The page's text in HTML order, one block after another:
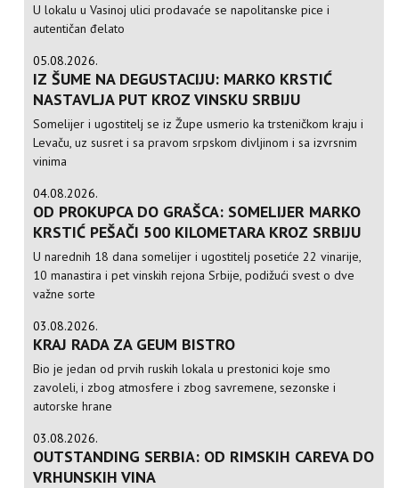
U lokalu u Vasinoj ulici prodavaće se napolitanske pice i
autentičan đelato
05.08.2026.
IZ ŠUME NA DEGUSTACIJU: MARKO KRSTIĆ
NASTAVLJA PUT KROZ VINSKU SRBIJU
Somelijer i ugostitelj se iz Župe usmerio ka trsteničkom kraju i
Levaču, uz susret i sa pravom srpskom divljinom i sa izvrsnim
vinima
04.08.2026.
OD PROKUPCA DO GRAŠCA: SOMELIJER MARKO
KRSTIĆ PEŠAČI 500 KILOMETARA KROZ SRBIJU
U narednih 18 dana somelijer i ugostitelj posetiće 22 vinarije,
10 manastira i pet vinskih rejona Srbije, podižući svest o dve
važne sorte
03.08.2026.
KRAJ RADA ZA GEUM BISTRO
Bio je jedan od prvih ruskih lokala u prestonici koje smo
zavoleli, i zbog atmosfere i zbog savremene, sezonske i
autorske hrane
03.08.2026.
OUTSTANDING SERBIA: OD RIMSKIH CAREVA DO
VRHUNSKIH VINA